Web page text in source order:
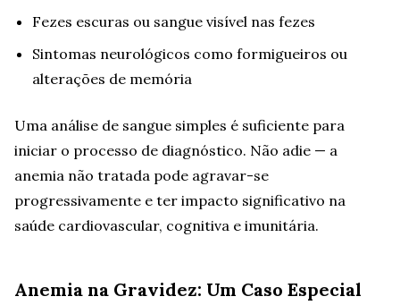
Fezes escuras ou sangue visível nas fezes
Sintomas neurológicos como formigueiros ou
alterações de memória
Uma análise de sangue simples é suficiente para
iniciar o processo de diagnóstico. Não adie — a
anemia não tratada pode agravar-se
progressivamente e ter impacto significativo na
saúde cardiovascular, cognitiva e imunitária.
Anemia na Gravidez: Um Caso Especial